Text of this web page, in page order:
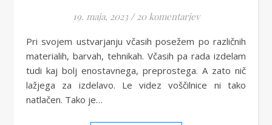
19. maja, 2023 / 20 komentarjev
Pri svojem ustvarjanju včasih posežem po različnih
materialih, barvah, tehnikah. Včasih pa rada izdelam
tudi kaj bolj enostavnega, preprostega. A zato nič
lažjega za izdelavo. Le videz voščilnice ni tako
natlačen. Tako je…